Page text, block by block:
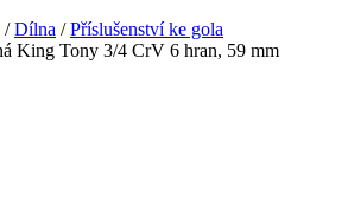
/Dílna /Příslušenství ke gola
King Tony 3/4 CrV 6 hran, 59 mm